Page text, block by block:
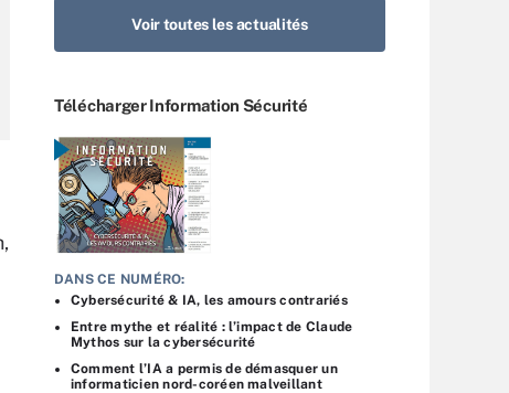
Voir toutes les actualités
Télécharger Information Sécurité
DANS CE NUMÉRO:
Cybersécurité & IA, les amours contrariés
Entre mythe et réalité : l’impact de Claude
Mythos sur la cybersécurité
Comment l’IA a permis de démasquer un
informaticien nord-coréen malveillant